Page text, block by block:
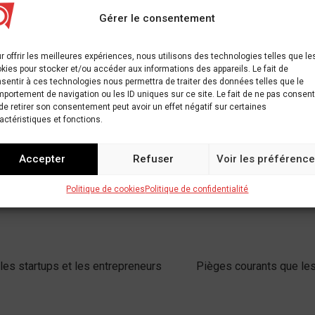
Gérer le consentement
offrir les meilleures expériences, nous utilisons des technologies telles que
pour stocker et/ou accéder aux informations des appareils. Le fait de
à ces technologies nous permettra de traiter des données telles que le
de navigation ou les ID uniques sur ce site. Le fait de ne pas
retirer son consentement peut avoir un effet négatif sur certaines
et fonctions.
Accepter Refuser Voir les
Politique de cookiesPolitique de confidentialité
fournisseurs et facture également les clients pour la livraison.
transaction en espèces et en actions
en Afrique
de registre numérique pour les MPME
en ligne et demande de l'aide
`` prospère '' au milieu d'une pandémie, en particulier avec
une
startups et les entrepreneurs Pièges courants que